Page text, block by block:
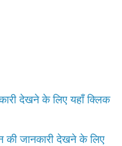
देखने के लिए यहाँ क्लिक
की जानकारी देखने के लिए